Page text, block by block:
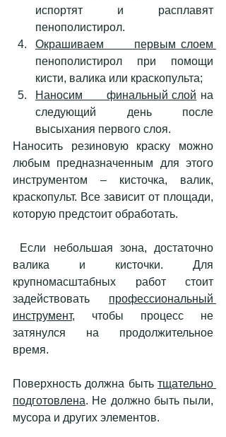
испортят и расплавят
пенополистирол.
пенополистирол при помощи
кисти, валика или краскопульта;
Наносим      финальный слой на
следующий день после
высыхания первого слоя.
Наносить резиновую краску можно
любым предназначенным для этого
инструментом – кисточка, валик,
краскопульт. Все зависит от площади,
которую предстоит обработать.
валика и кисточки. Для
крупномасштабных работ стоит
задействовать профессиональный
инструмент, чтобы процесс не
затянулся на продолжительное
время.
Поверхность должна быть тщательно
подготовлена. Не должно быть пыли,
мусора и других элементов.